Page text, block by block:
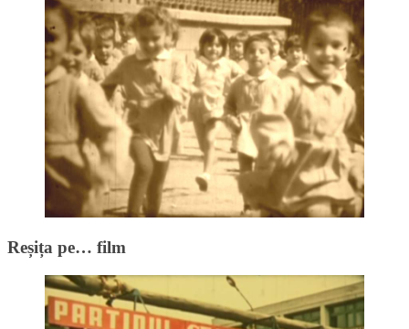
Reșița pe… film